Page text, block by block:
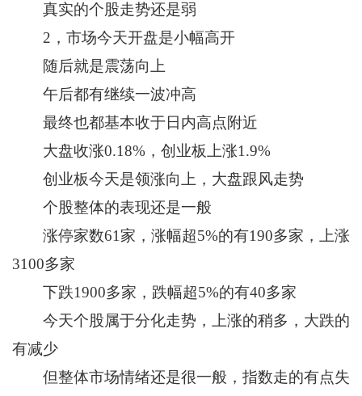
真实的个股走势还是弱
2，市场今天开盘是小幅高开
随后就是震荡向上
午后都有继续一波冲高
最终也都基本收于日内高点附近
大盘收涨0.18%，创业板上涨1.9%
创业板今天是领涨向上，大盘跟风走势
个股整体的表现还是一般
涨停家数61家，涨幅超5%的有190多家，上涨
3100多家
下跌1900多家，跌幅超5%的有40多家
今天个股属于分化走势，上涨的稍多，大跌的
有减少
但整体市场情绪还是很一般，指数走的有点失